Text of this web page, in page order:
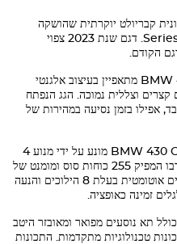
קבריולט יוקרתית שהושקה
לראשונה בשנת 2021 כחלק מסדרת 4 Series. דגם שנת 2023 צפוי
הקודם.
BMW מתאפיין בעיצוב אלגנטי
קצרים וצללית נמוכה. הגג הנפתח
תוך 18 שניות בלבד, אפילו בזמן נסיעה במהירות של
BMW 430
מונע על ידי מנוע 4
צילינדרים בנפח 2.0 ליטר עם מגדש טורבו המפיק 255 כוחות סוס ומומנט של
295 lb-ft. המנוע משודך לתיבת הילוכים אוטומטית בעלת 8 הילוכים והנעה
זמינה כאופציה.
כולל תא נוסעים מפואר ומאובזר היטב
טכנולוגיות מתקדמות. התכונות